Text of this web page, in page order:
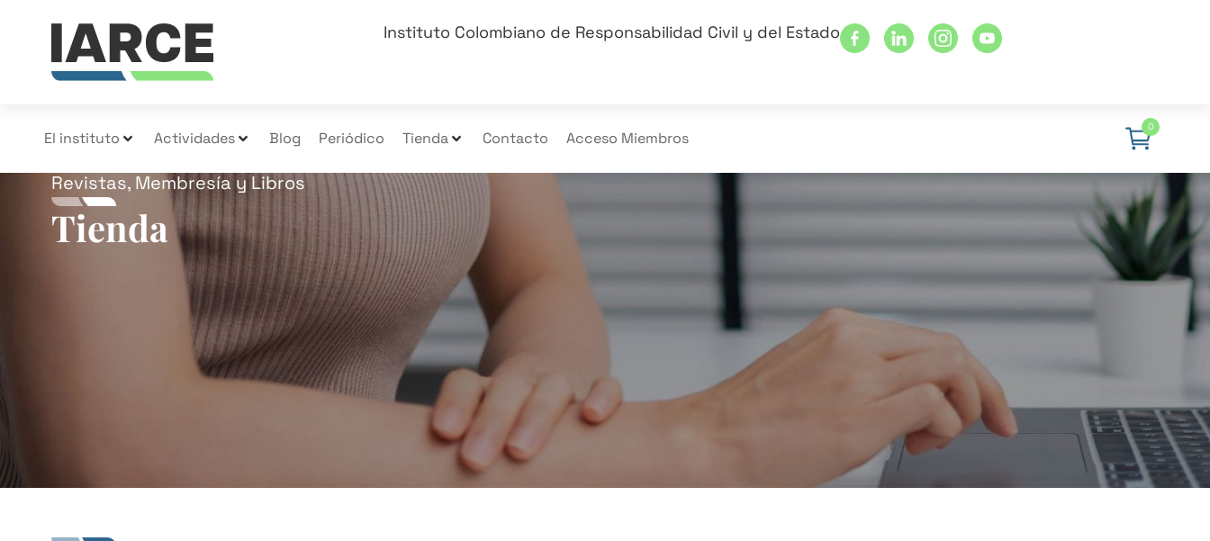
Instituto Colombiano de Responsabilidad Civil y del Estado
El instituto Actividades Blog Periódico Tienda Contacto Acceso Miembros
0
Revistas, Membresía y Libros
Tienda